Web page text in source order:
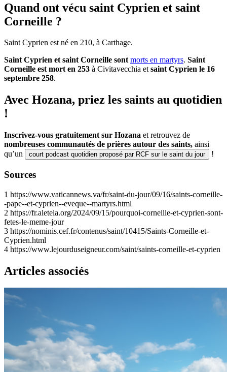
Quand ont vécu saint Cyprien et saint
Corneille ?
Saint Cyprien est né en 210, à Carthage.
Saint Cyprien et saint Corneille sontmorts en martyrs. Saint
Corneille est mort en 253 à Civitavecchia etsaint Cyprien le 16
septembre 258.
Avec Hozana, priez les saints au quotidien
!
Inscrivez-vous gratuitement sur Hozana et retrouvez de
nombreuses communautés de prières autour des saints, ainsi
qu’un
court podcast quotidien proposé par RCF sur le saint du jour !
Sources
1 https://www.vaticannews.va/fr/saint-du-jour/09/16/saints-corneille-
-pape--et-cyprien--eveque--martyrs.html
2 https://fr.aleteia.org/2024/09/15/pourquoi-corneille-et-cyprien-sont-
fetes-le-meme-jour
3 https://nominis.cef.fr/contenus/saint/10415/Saints-Corneille-et-
Cyprien.html
4 https://www.lejourduseigneur.com/saint/saints-corneille-et-cyprien
Articles associés